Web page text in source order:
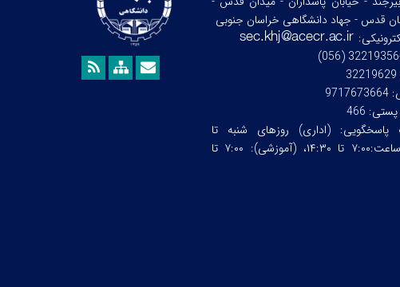
قدس - جهاد دانشگاهی خراسان جنوبی
32219629
9717673664
466
پاسخگویی: (اداری) روزهای شنبه تا
چهارشنبه ساعت:۷:۰۰ تا ۱۴:۳۰، (آموزشی): ۷:۰۰ تا